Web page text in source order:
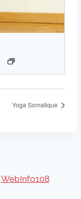
Yoga Somatique
WebInfo108